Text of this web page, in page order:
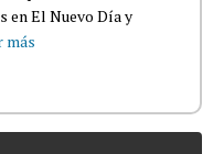
en El Nuevo Día y
más